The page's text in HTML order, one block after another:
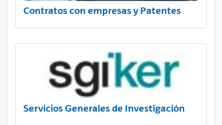
Contratos con empresas y Patentes
Servicios Generales de Investigación